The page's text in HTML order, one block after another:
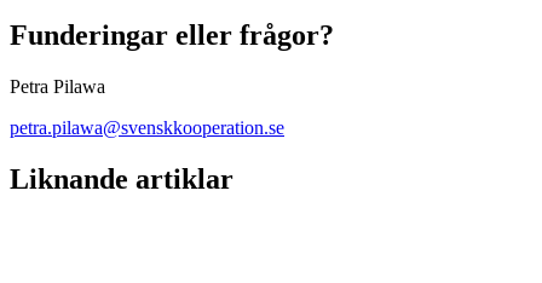
Funderingar eller frågor?
Petra Pilawa
petra.pilawa@svenskkooperation.se
Liknande artiklar